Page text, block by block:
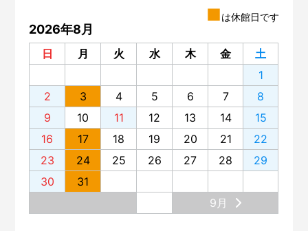
■は休館日です
2026年8月
日 月 火 水 木 金
土
1
2
3 4 5 6 7
8
9
10 11 12 13 14
15
16
17 18 19 20 21
22
23
24 25 26 27 28
29
30
31
9月